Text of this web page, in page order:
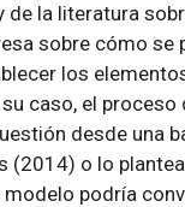
la literatura
sobre cómo
los
caso, el
desde una
(2014) o lo
podría